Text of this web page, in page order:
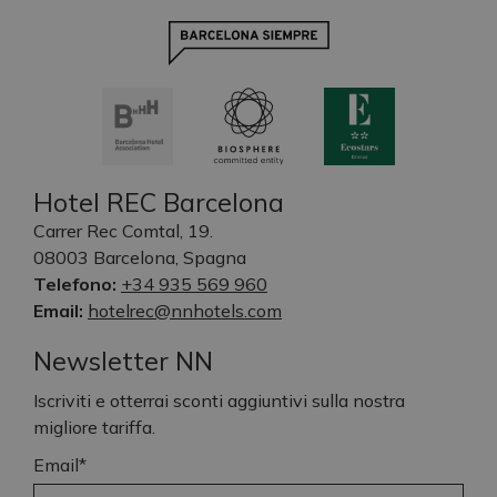
Hotel REC Barcelona
Carrer Rec Comtal, 19.
08003 Barcelona, Spagna
Telefono: +34 935 569 960
Email: hotelrec@nnhotels.com
Newsletter NN
Iscriviti e otterrai sconti aggiuntivi sulla nostra
migliore tariffa.
Email*